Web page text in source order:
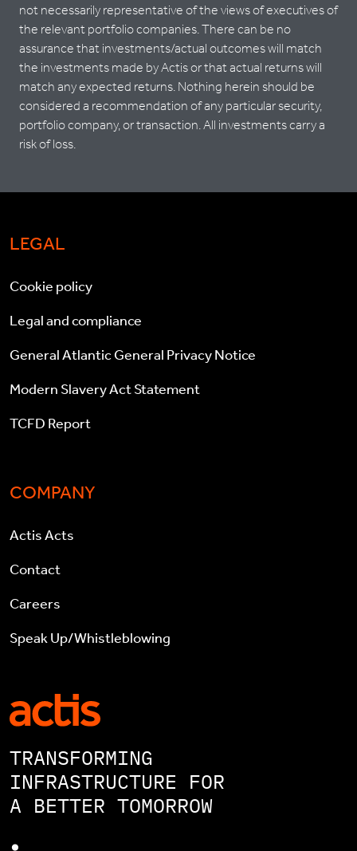
not necessarily representative of the views of executives of
the relevant portfolio companies. There can be no
assurance that investments/actual outcomes will match
the investments made by Actis or that actual returns will
match any expected returns. Nothing herein should be
considered a recommendation of any particular security,
portfolio company, or transaction. All investments carry a
risk of loss.
LEGAL
Cookie policy
Legal and compliance
General Atlantic General Privacy Notice
Modern Slavery Act Statement
TCFD Report
COMPANY
Actis Acts
Contact
Careers
Speak Up/Whistleblowing
TRANSFORMING
INFRASTRUCTURE FOR
A BETTER TOMORROW